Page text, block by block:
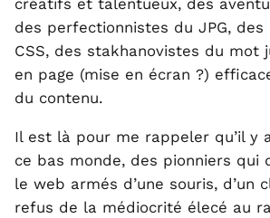
créatifs et talentueux, des
des perfectionnistes du JPG, des
CSS, des stakhanovistes du mot
en page (mise en écran ?)
du contenu.
Il est là pour me rappeler qu’il y
ce bas monde, des pionniers qui
le web armés d’une souris, d’un
refus de la médiocrité élecé au